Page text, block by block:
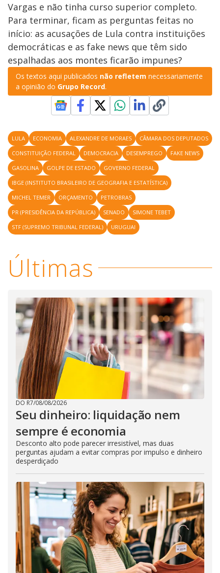
Vargas e não tinha curso superior completo.
Para terminar, ficam as perguntas feitas no
início: as acusações de Lula contra instituições
democráticas e as fake news que têm sido
espalhadas aos montes ficarão impunes?
Os textos aqui publicados não refletem necessariamente
a opinião do Grupo Record.
LULA ECONOMIA ALEXANDRE DE MORAES
CÂMARA DOS DEPUTADOS
CONSTITUIÇÃO FEDERAL
DEMOCRACIA DESEMPREGO
FAKE NEWS
GASOLINA
GOLPE DE ESTADO
GOVERNO FEDERAL
IBGE (INSTITUTO BRASILEIRO DE GEOGRAFIA E ESTATÍSTICA)
MICHEL TEMER
ORÇAMENTO
PETROBRAS
PR (PRESIDÊNCIA DA REPÚBLICA)
SENADO
SIMONE TEBET
STF (SUPREMO TRIBUNAL FEDERAL)
URUGUAI
Últimas
DO R7/08/08/2026
Seu dinheiro: liquidação nem
sempre é economia
Desconto alto pode parecer irresistível, mas duas
perguntas ajudam a evitar compras por impulso e dinheiro
desperdiçado